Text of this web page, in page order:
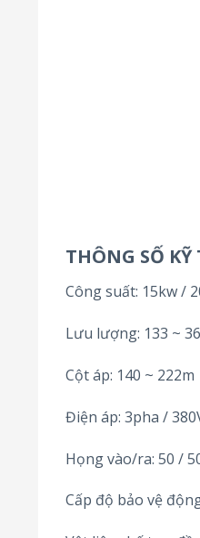
THÔNG SỐ
Công suất: 15kw /
Lưu lượng: 133 ~
Cột áp: 140 ~ 222m
Điện áp: 3pha /
Họng vào/ra: 50 /
Cấp độ bảo vệ